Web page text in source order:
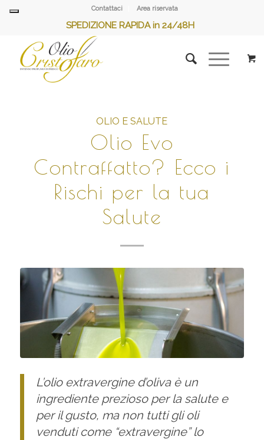
Contattaci Area riservata
SPEDIZIONE RAPIDA in 24/48H
OLIO E SALUTE
Olio Evo
Contraffatto? Ecco i
Rischi per la tua
Salute
L’olio extravergine d’oliva è un
ingrediente prezioso per la salute e
per il gusto, ma non tutti gli oli
venduti come “extravergine” lo